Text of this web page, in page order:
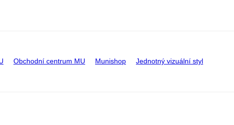
Obchodní centrum MU Munishop Jednotný vizuální styl